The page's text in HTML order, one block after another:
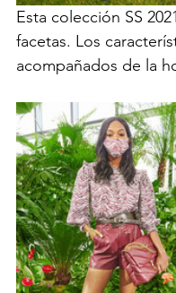
Esta colección SS
facetas. Los
acompañados de la